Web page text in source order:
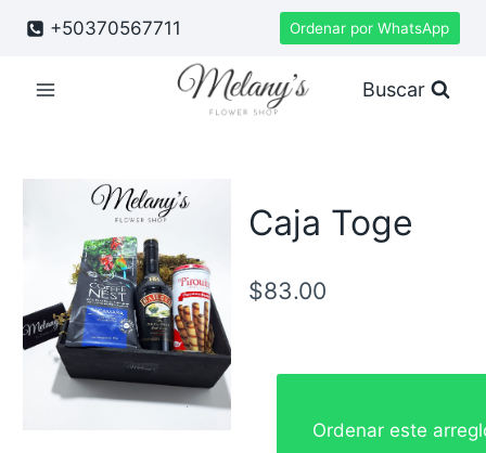
+50370567711 Ordenar por WhatsApp
Buscar
Caja Toge
$83.00
Ordenar este